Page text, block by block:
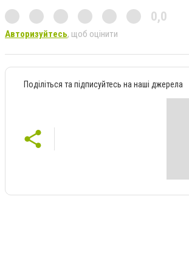
0,0
Авторизуйтесь, щоб оцінити
Поділіться та підписуйтесь на наші джерела